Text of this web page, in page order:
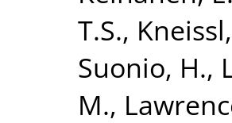
T.S.,
Suonio, H.,
M.,